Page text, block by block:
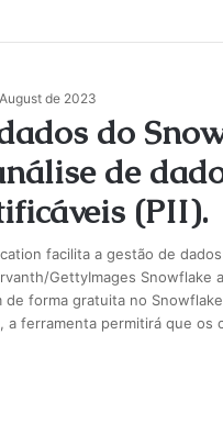
de 2023
do
de
(PII).
facilita a gestão de
GettyImages
de forma gratuita no
a ferramenta permitirá que